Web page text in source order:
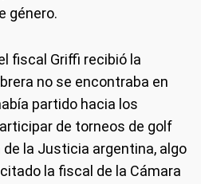
género.
fiscal Griffi recibió la
no se encontraba en
partido hacia los
de torneos de golf
la Justicia argentina, algo
la fiscal de la Cámara